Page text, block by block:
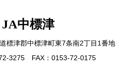
JA中標津
標津郡中標津町東7条南2丁目1番地
3275 FAX：0153-72-0175